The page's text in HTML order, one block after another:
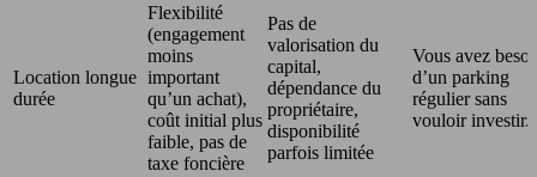
Location longue
durée
Flexibilité
(engagement
moins
important
qu’un achat),
coût initial plus
faible, pas de
taxe foncière
Pas de
valorisation du
capital,
dépendance du
propriétaire,
disponibilité
parfois limitée
Vous avez
d’un parking
régulier sans
vouloir investir.